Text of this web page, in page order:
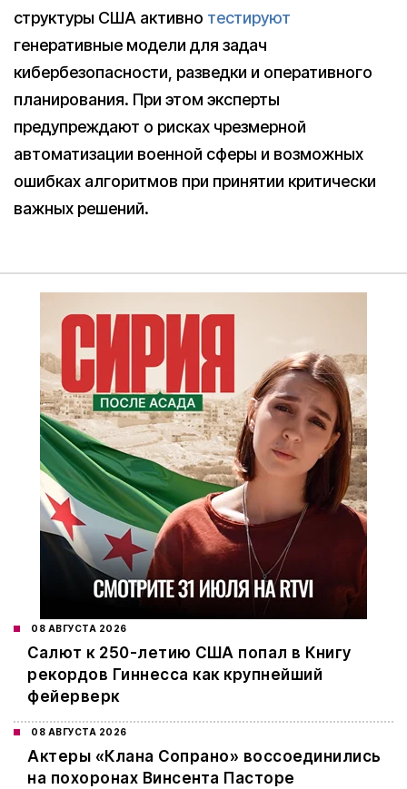
структуры США активно тестируют
генеративные модели для задач
кибербезопасности, разведки и оперативного
планирования. При этом эксперты
предупреждают о рисках чрезмерной
автоматизации военной сферы и возможных
ошибках алгоритмов при принятии критически
важных решений.
08 АВГУСТА 2026
Салют к 250-летию США попал в Книгу
рекордов Гиннесса как крупнейший
фейерверк
08 АВГУСТА 2026
Актеры «Клана Сопрано» воссоединились
на похоронах Винсента Пасторе